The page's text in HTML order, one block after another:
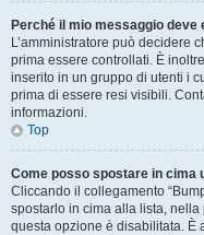
Perché il mio messaggio
L’amministratore può decidere
prima essere controllati. È
inserito in un gruppo di utenti i
prima di essere resi visibili.
informazioni.
Top
Come posso spostare in cima
Cliccando il collegamento
spostarlo in cima alla lista,
questa opzione è disabilitata. È